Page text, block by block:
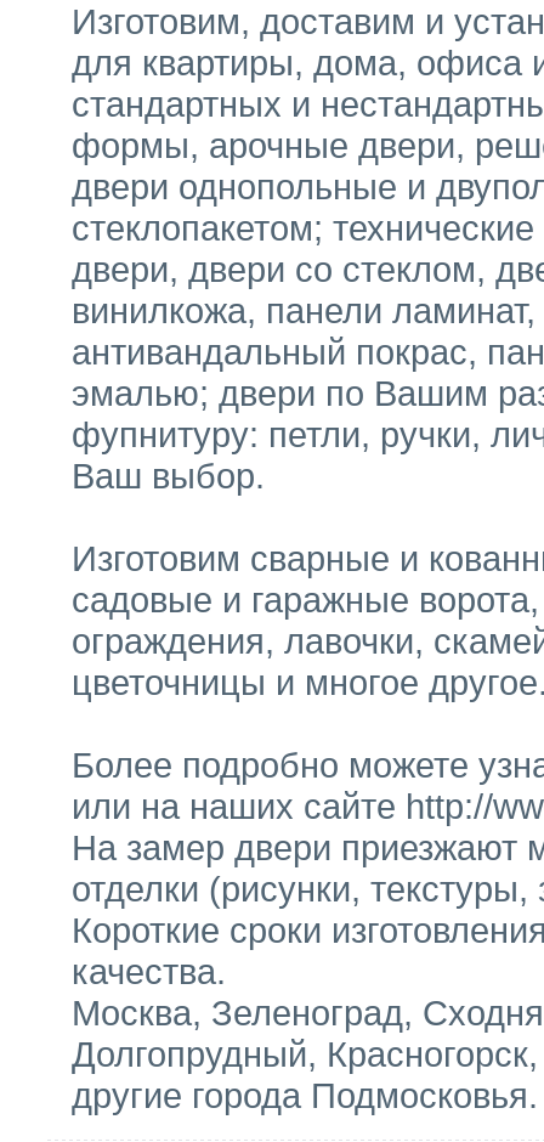
Изготовим, доставим и
для квартиры, дома, офиса
стандартных и
формы, арочные двери,
двери однопольные и
стеклопакетом;
двери, двери со стеклом,
винилкожа, панели
антивандальный покрас,
эмалью; двери по Вашим
фупнитуру: петли, ручки,
Ваш выбор.
Изготовим сварные и
садовые и гаражные
ограждения, лавочки,
цветочницы и многое
Более подробно можете
или на наших сайте http://
На замер двери приезжают
отделки (рисунки,
Короткие сроки
качества.
Москва, Зеленоград,
Долгопрудный,
другие города Подмосковья.